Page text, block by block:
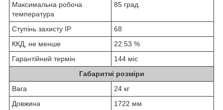
Максимальна робоча
температура
85 град.
Ступінь захисту IP
68
ККД, не менше
22.53 %
Гарантійний термін
144 міс
Габаритні розміри
Вага
24 кг
Довжина
1722 мм